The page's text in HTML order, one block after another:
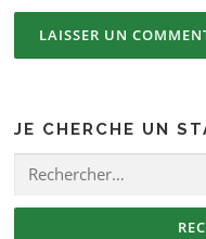
JE CHERCHE UN
Rechercher :